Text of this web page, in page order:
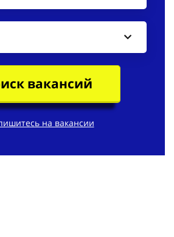
вакансий
на вакансии